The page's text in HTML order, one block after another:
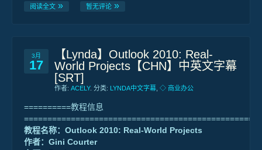
阅读全文 暂无评论
3月
17
【Lynda】Outlook 2010: Real-
World Projects【CHN】中英文字幕
[SRT]
作者: ACELY. 分类: LYNDA中文字幕 ◇ 商业办公
==========教程信息
教程名称：Outlook 2010: Real-World Projects
作者：Gini Courter